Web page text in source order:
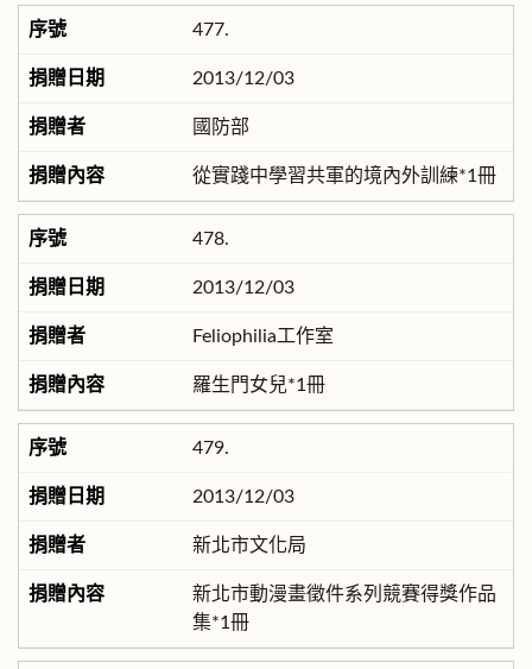
477.
2013/12/03
國防部
從實踐中學習共軍的境內外訓練*1冊
478.
2013/12/03
Feliophilia工作室
羅生門女兒*1冊
479.
2013/12/03
新北市文化局
新北市動漫畫徵件系列競賽得獎作品
集*1冊